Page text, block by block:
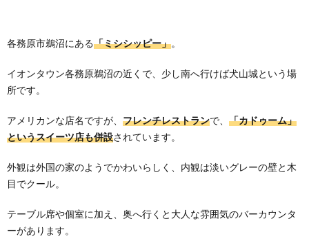
各務原市鵜沼にある「ミシシッピー」。
イオンタウン各務原鵜沼の近くで、少し南へ行けば犬山城という場
所です。
アメリカンな店名ですが、 フレンチレストランで、 「カドゥーム」
というスイーツ店も併設されています。
外観は外国の家のようでかわいらしく、内観は淡いグレーの壁と木
目でクール。
テーブル席や個室に加え、奥へ行くと大人な雰囲気のバーカウンタ
ーがあります。